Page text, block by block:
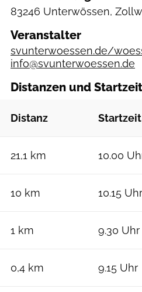
83246 Unterwössen,
Veranstalter
svunterwoessen.de/
info@svunterwoessen.de
Distanzen und
Distanz Startzeit
21,1 km 10.00
10 km 10.15 Uhr
1 km 9.30 Uhr
0,4 km 9.15 Uhr